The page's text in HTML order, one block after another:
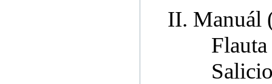
II. Manuál